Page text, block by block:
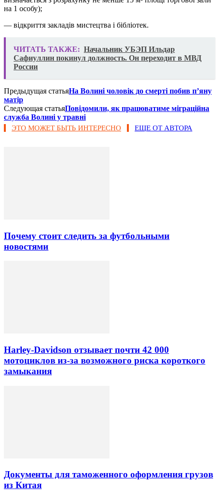
на 1 особу);
— відкриття закладів мистецтва і бібліотек.
ЧИТАТЬ ТАКЖЕ: Начальник УБЭП Ильдар
Сафиуллин покинул должность. Он переходит в МВД
России
Предыдущая статьяНа Волині чоловік до смерті побив п’яну
матір
Следующая статьяПовідомили, як працюватиме міграційна
служба Волині у травні
ЭТО МОЖЕТ БЫТЬ ИНТЕРЕСНО ЕЩЕ ОТ АВТОРА
Почему стоит следить за футбольными
новостями
Harley-Davidson отзывает почти 42 000
мотоциклов из-за возможного риска короткого
замыкания
Документы для таможенного оформления грузов
из Китая